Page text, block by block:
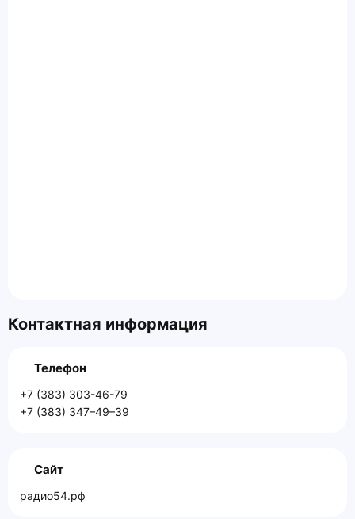
Контактная информация
Телефон
+7 (383) 303-46-79
+7 (383) 347–49–39
Сайт
радио54.рф